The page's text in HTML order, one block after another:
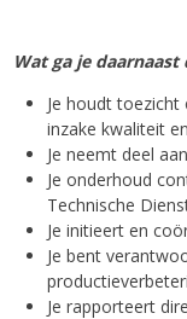
Wat ga je daarnaast
Je houdt
inzake kwaliteit
Je neemt deel
Je onderhoud
Technische
Je initieert en
Je bent
Je rapporteert